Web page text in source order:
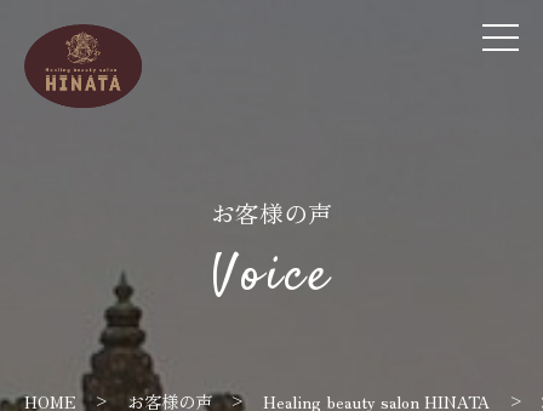
お客様の声
Voice
HOME > お客様の声 > Healing beauty salon HINATA >